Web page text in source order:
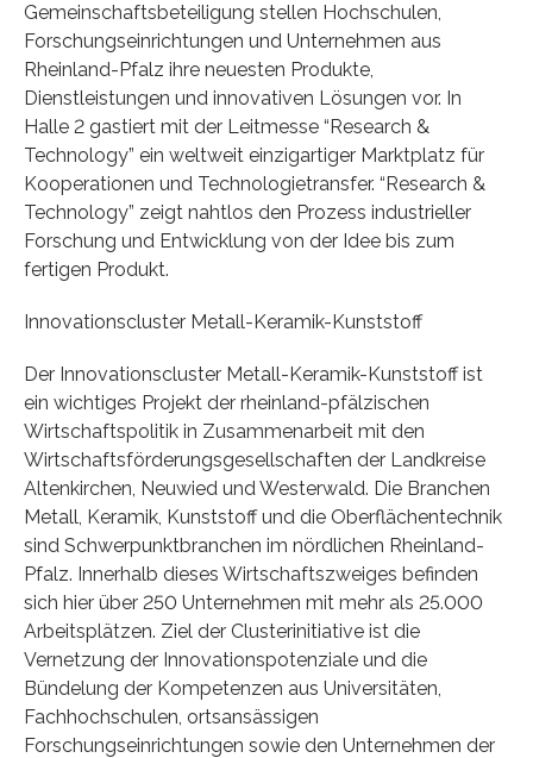
Gemeinschaftsbeteiligung stellen Hochschulen,
Forschungseinrichtungen und Unternehmen aus
Rheinland-Pfalz ihre neuesten Produkte,
Dienstleistungen und innovativen Lösungen vor. In
Halle 2 gastiert mit der Leitmesse “Research &
Technology” ein weltweit einzigartiger Marktplatz für
Kooperationen und Technologietransfer. “Research &
Technology” zeigt nahtlos den Prozess industrieller
Forschung und Entwicklung von der Idee bis zum
fertigen Produkt.
Innovationscluster Metall-Keramik-Kunststoff
Der Innovationscluster Metall-Keramik-Kunststoff ist
ein wichtiges Projekt der rheinland-pfälzischen
Wirtschaftspolitik in Zusammenarbeit mit den
Wirtschaftsförderungsgesellschaften der Landkreise
Altenkirchen, Neuwied und Westerwald. Die Branchen
Metall, Keramik, Kunststoff und die Oberflächentechnik
sind Schwerpunktbranchen im nördlichen Rheinland-
Pfalz. Innerhalb dieses Wirtschaftszweiges befinden
sich hier über 250 Unternehmen mit mehr als 25.000
Arbeitsplätzen. Ziel der Clusterinitiative ist die
Vernetzung der Innovationspotenziale und die
Bündelung der Kompetenzen aus Universitäten,
Fachhochschulen, ortsansässigen
Forschungseinrichtungen sowie den Unternehmen der